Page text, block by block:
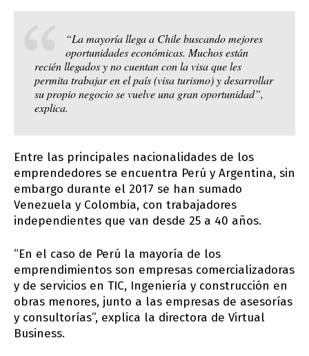
“La mayoría llega a Chile buscando mejores
oportunidades económicas. Muchos están
recién llegados y no cuentan con la visa que les
permita trabajar en el país (visa turismo) y desarrollar
su propio negocio se vuelve una gran oportunidad”,
explica.
Entre las principales nacionalidades de los
emprendedores se encuentra Perú y Argentina, sin
embargo durante el 2017 se han sumado
Venezuela y Colombia, con trabajadores
independientes que van desde 25 a 40 años.
“En el caso de Perú la mayoría de los
emprendimientos son empresas comercializadoras
y de servicios en TIC, Ingeniería y construcción en
obras menores, junto a las empresas de asesorías
y consultorías”, explica la directora de Virtual
Business.